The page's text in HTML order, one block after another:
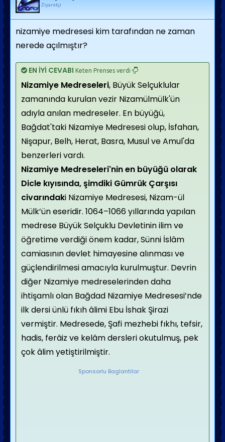
Ziyaretçi
nizamiye medresesi kim tarafından ne zaman
nerede açılmıştır?
EN İYİ CEVABI Keten Prenses verdi
Nizamiye Medreseleri, Büyük Selçuklular
zamanında kurulan vezir Nizamülmülk'ün
adıyla anılan medreseler. En büyüğü,
Bağdat'taki Nizamiye Medresesi olup, İsfahan,
Nişapur, Belh, Herat, Basra, Musul ve Amul'da
benzerleri vardı.
Nizamiye Medreseleri'nin en büyüğü olarak
Dicle kıyısında, şimdiki Gümrük Çarşısı
civarındaki Nizamiye Medresesi, Nizam-ül
Mülk’ün eseridir. 1064–1066 yıllarında yapılan
medrese Büyük Selçuklu Devletinin ilim ve
öğretime verdiği önem kadar, Sünni İslâm
camiasının devlet himayesine alınması ve
güçlendirilmesi amacıyla kurulmuştur. Devrin
diğer Nizamiye medreselerinden daha
ihtişamlı olan Bağdad Nizamiye Medresesi’nde
ilk dersi ünlü fıkıh âlimi Ebu İshak Şirazi
vermiştir. Medresede, Şafi mezhebi fıkhı, tefsir,
hadis, ferâiz ve kelâm dersleri okutulmuş, pek
çok âlim yetiştirilmiştir.
Sponsorlu Baglantilar